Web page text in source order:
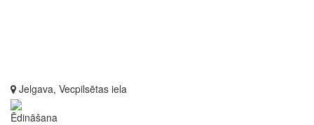
Jelgava, Vecpilsētas iela
Ēdināšana